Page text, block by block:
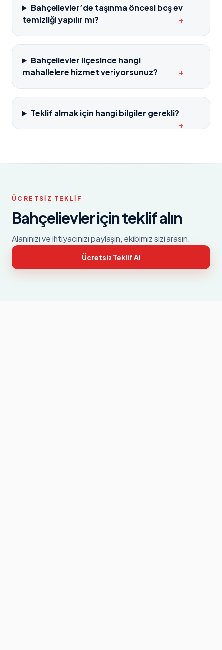
Bahçelievler’de taşınma öncesi boş ev
temizliği yapılır mı?
+
Bahçelievler ilçesinde hangi
mahallelere hizmet veriyorsunuz?
+
Teklif almak için hangi bilgiler gerekli?
+
ÜCRETSIZ TEKLIF
Bahçelievleriçin teklif alın
Alanınızı ve ihtiyacınızı paylaşın, ekibimiz sizi arasın.
Ücretsiz Teklif Al